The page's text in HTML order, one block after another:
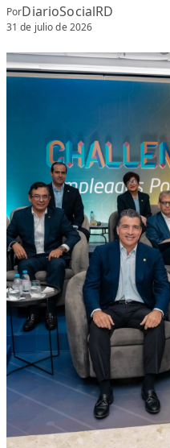
PorDiarioSocialRD
31 de julio de 2026